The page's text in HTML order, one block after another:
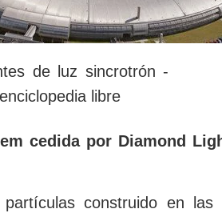
cedida por
partículas construido en